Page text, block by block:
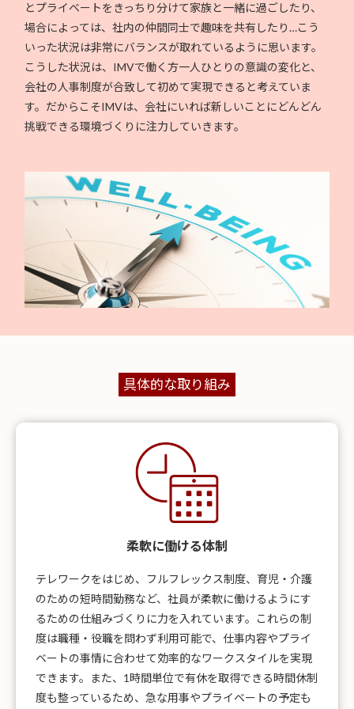
とプライベートをきっちり分けて家族と一緒に過ごしたり、
場合によっては、社内の仲間同士で趣味を共有したり…こう
いった状況は非常にバランスが取れているように思います。
こうした状況は、IMVで働く方一人ひとりの意識の変化と、
会社の人事制度が合致して初めて実現できると考えていま
す。だからこそIMVは、会社にいれば新しいことにどんどん
挑戦できる環境づくりに注力していきます。
具体的な取り組み
柔軟に働ける体制
テレワークをはじめ、フルフレックス制度、育児・介護
のための短時間勤務など、社員が柔軟に働けるようにす
るための仕組みづくりに力を入れています。これらの制
度は職種・役職を問わず利用可能で、仕事内容やプライ
ベートの事情に合わせて効率的なワークスタイルを実現
できます。また、1時間単位で有休を取得できる時間休制
度も整っているため、急な用事やプライベートの予定も